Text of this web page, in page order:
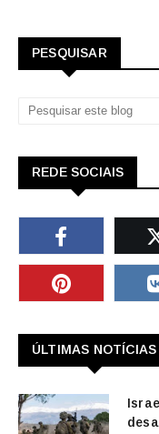
PESQUISAR
REDE SOCIAIS
ÚLTIMAS NOTÍCIAS